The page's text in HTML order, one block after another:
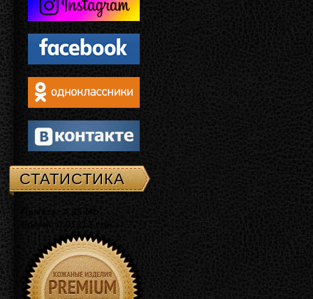
СТАТИСТИКА
Память: 4.25 Mb
Время: 0.01213 сек.